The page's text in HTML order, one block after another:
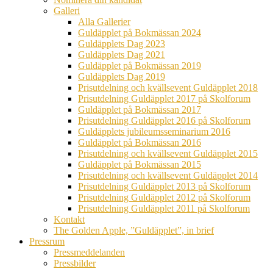
Galleri
Alla Gallerier
Guldäpplet på Bokmässan 2024
Guldäpplets Dag 2023
Guldäpplets Dag 2021
Guldäpplet på Bokmässan 2019
Guldäpplets Dag 2019
Prisutdelning och kvällsevent Guldäpplet 2018
Prisutdelning Guldäpplet 2017 på Skolforum
Guldäpplet på Bokmässan 2017
Prisutdelning Guldäpplet 2016 på Skolforum
Guldäpplets jubileumsseminarium 2016
Guldäpplet på Bokmässan 2016
Prisutdelning och kvällsevent Guldäpplet 2015
Guldäpplet på Bokmässan 2015
Prisutdelning och kvällsevent Guldäpplet 2014
Prisutdelning Guldäpplet 2013 på Skolforum
Prisutdelning Guldäpplet 2012 på Skolforum
Prisutdelning Guldäpplet 2011 på Skolforum
Kontakt
The Golden Apple, ”Guldäpplet”, in brief
Pressrum
Pressmeddelanden
Pressbilder